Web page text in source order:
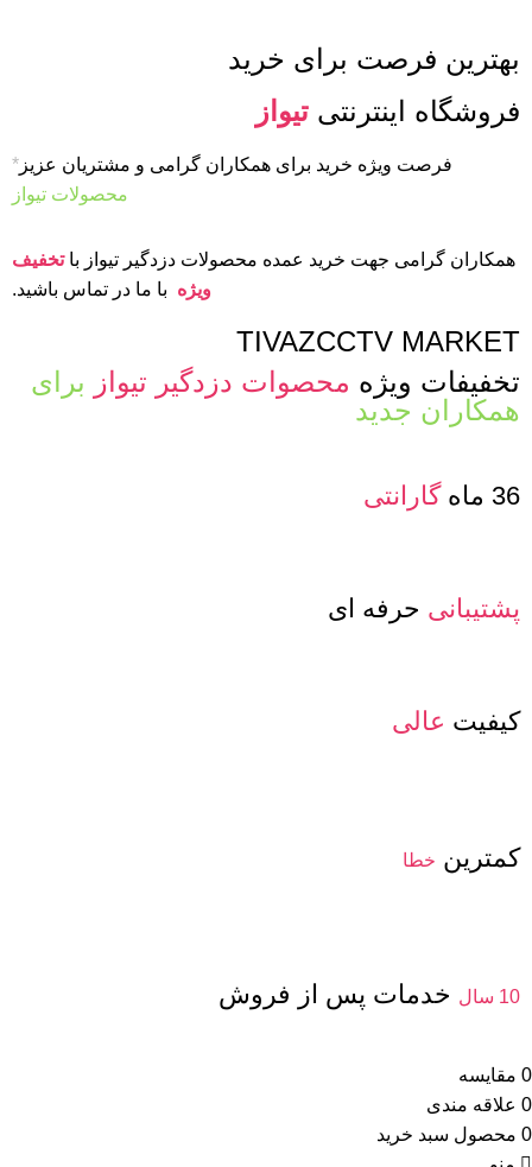
بهترین فرصت برای خرید
فروشگاه اینترنتی تیواز
فرصت ویژه خرید برای همکاران گرامی و مشتریان عزیز *
محصولات تیواز
همکاران گرامی جهت خرید عمده محصولات دزدگیر تیواز باتخفیف
ویژه با ما در تماس باشید.
TIVAZCCTV MARKET
تخفیفات ویژه محصوات دزدگیر تیواز برای
همکاران جدید
36 ماه گارانتی
پشتیبانی حرفه ای
کیفیت عالی
کمترین خطا
10 سال خدمات پس از فروش
0 مقایسه
0 علاقه مندی
0 محصول سبد خرید